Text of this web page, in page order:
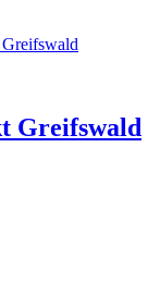
Greifswald